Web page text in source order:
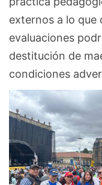
externos a lo que
evaluaciones
destitución de
condiciones